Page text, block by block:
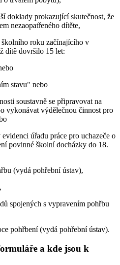
doklady prokazující skutečnost, že
nezaopatřeného dítěte,
školního roku začínajícího v
dítě dovršilo 15 let:
stavu" nebo
soustavně se připravovat na
vykonávat výdělečnou činnost pro
úřadu práce pro uchazeče o
povinné školní docházky do 18.
(vydá pohřební ústav),
spojených s vypravením pohřbu
pohřbení (vydá pohřební ústav).
a kde jsou k